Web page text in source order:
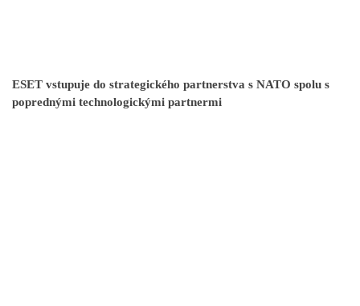
ESET vstupuje do strategického partnerstva s NATO spolu s
poprednými technologickými partnermi